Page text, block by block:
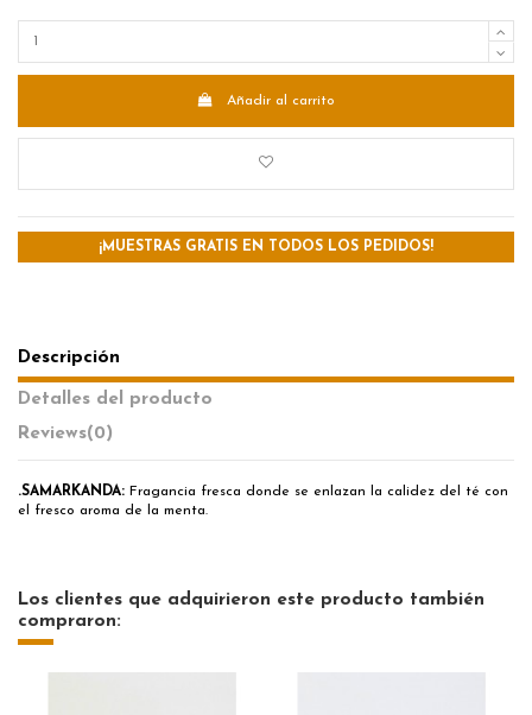
Añadir al carrito
¡MUESTRAS GRATIS EN TODOS LOS PEDIDOS!
Descripción
Detalles del producto
Reviews(0)
.SAMARKANDA: Fragancia fresca donde se enlazan la calidez del té con
el fresco aroma de la menta.
Los clientes que adquirieron este producto también
compraron: